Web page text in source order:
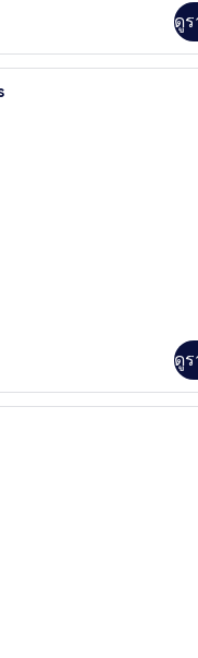
ดู
ผ้าม่านกันแสง
Dark at JQ No windows
ดู
ผ้าม่านกันแสง
Small at JQ | เครื่องนอน